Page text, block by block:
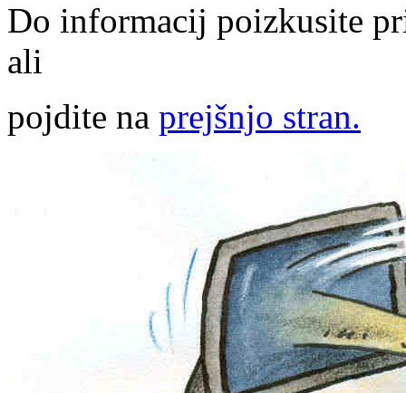
Do informacij poizkusite
ali
pojdite na prejšnjo stran.